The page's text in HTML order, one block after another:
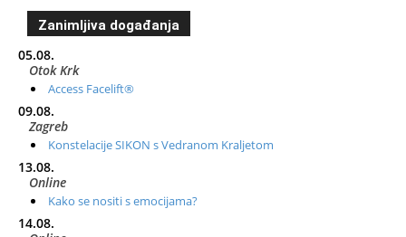
Zanimljiva događanja
05.08.
Otok Krk
Access Facelift®
09.08.
Zagreb
Konstelacije SIKON s Vedranom Kraljetom
13.08.
Online
Kako se nositi s emocijama?
14.08.